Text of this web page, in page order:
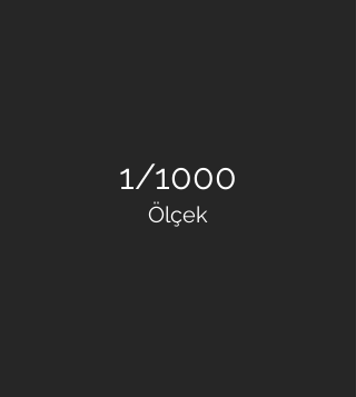
1/1000
Ölçek